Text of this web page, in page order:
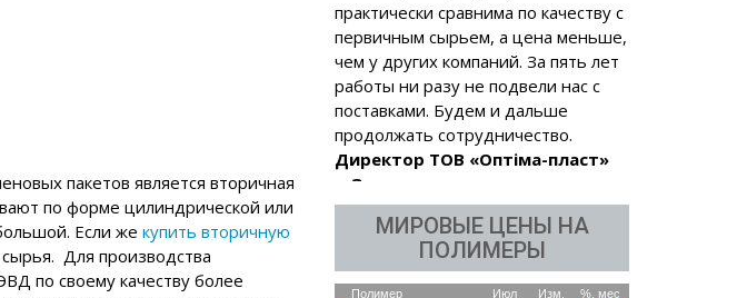
пакетов является вторичная
по форме цилиндрической или
Если же купить вторичную
Для производства
по своему качеству более
первичным сырьем, а цена меньше,
чем у других компаний. За пять лет
работы ни разу не подвели нас с
поставками. Будем и дальше
продолжать сотрудничество.
Директор ТОВ «Оптіма-пласт»
г. Запорожье.
МИРОВЫЕ ЦЕНЫ НА
ПОЛИМЕРЫ